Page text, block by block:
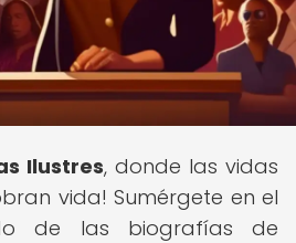
Ilustres, donde las vidas
vida! Sumérgete en el
de las biografías de